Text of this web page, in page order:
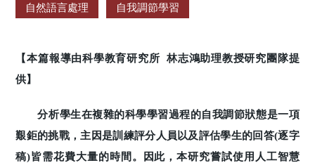
自然語言處理 自我調節學習
【本篇報導由科學教育研究所 林志鴻助理教授研究團隊提
供】
分析學生在複雜的科學學習過程的自我調節狀態是一項
艱鉅的挑戰，主因是訓練評分人員以及評估學生的回答(逐字
稿)皆需花費大量的時間。因此，本研究嘗試使用人工智慧